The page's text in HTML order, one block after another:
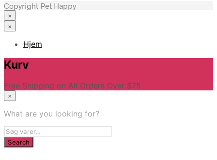
Copyright Pet Happy
×
×
Hjem
Kurv
Free Shipping on All Orders Over $75
×
What are you looking for?